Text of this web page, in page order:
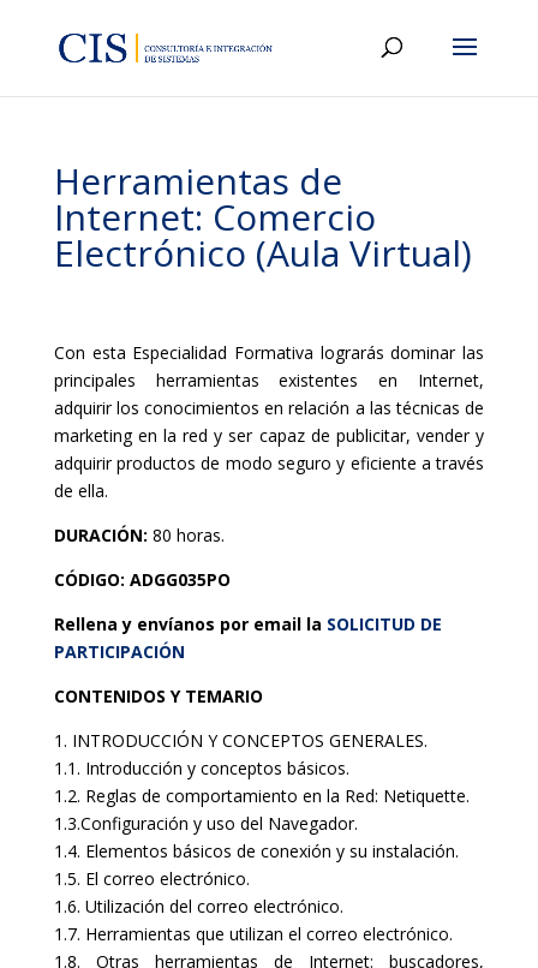
Herramientas de
Internet: Comercio
Electrónico (Aula Virtual)
Con esta Especialidad Formativa lograrás dominar las
principales herramientas existentes en Internet,
adquirir los conocimientos en relación a las técnicas de
marketing en la red y ser capaz de publicitar, vender y
adquirir productos de modo seguro y eficiente a través
de ella.
DURACIÓN: 80 horas.
CÓDIGO: ADGG035PO
Rellena y envíanos por email la SOLICITUD DE
PARTICIPACIÓN
CONTENIDOS Y TEMARIO
1. INTRODUCCIÓN Y CONCEPTOS GENERALES.
1.1. Introducción y conceptos básicos.
1.2. Reglas de comportamiento en la Red: Netiquette.
1.3.Configuración y uso del Navegador.
1.4. Elementos básicos de conexión y su instalación.
1.5. El correo electrónico.
1.6. Utilización del correo electrónico.
1.7. Herramientas que utilizan el correo electrónico.
1.8. Otras herramientas de Internet: buscadores,